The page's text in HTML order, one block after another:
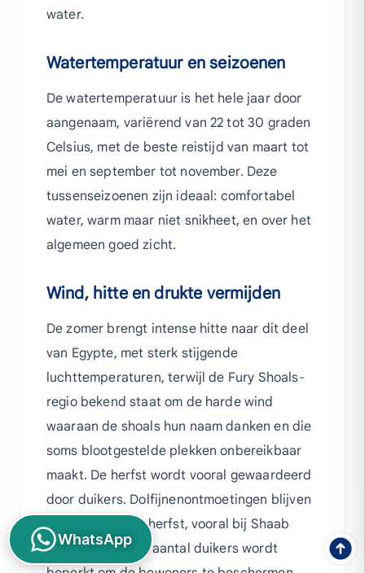
water.
Watertemperatuur en seizoenen
De watertemperatuur is het hele jaar door
aangenaam, variërend van 22 tot 30 graden
Celsius, met de beste reistijd van maart tot
mei en september tot november. Deze
tussenseizoenen zijn ideaal: comfortabel
water, warm maar niet snikheet, en over het
algemeen goed zicht.
Wind, hitte en drukte vermijden
De zomer brengt intense hitte naar dit deel
van Egypte, met sterk stijgende
luchttemperaturen, terwijl de Fury Shoals-
regio bekend staat om de harde wind
waaraan de shoals hun naam danken en die
soms blootgestelde plekken onbereikbaar
maakt. De herfst wordt vooral gewaardeerd
door duikers. Dolfijnenontmoetingen blijven
uitstekend in de herfst, vooral bij Shaab
Sataya, waar het aantal duikers wordt
WhatsApp